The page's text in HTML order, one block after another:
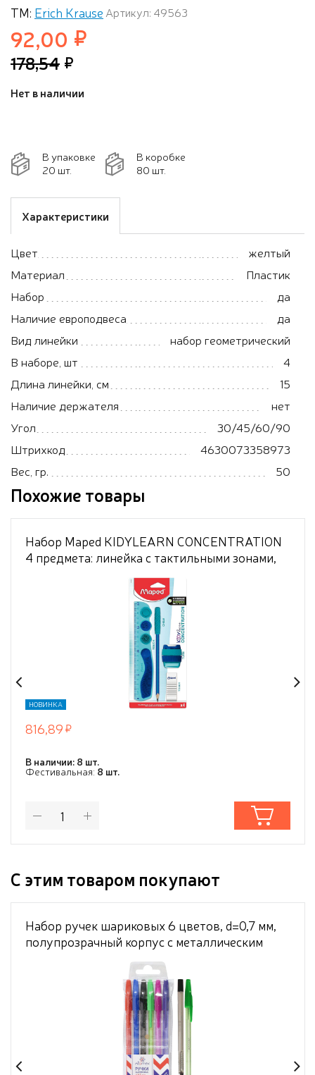
ТМ: Erich Krause Артикул: 49563
92,00
178,54
Нет в наличии
В упаковке
20 шт.
В коробке
80 шт.
Характеристики
Цвет
желтый
Материал
Пластик
Набор
да
Наличие европодвеса
да
Вид линейки
набор геометрический
В наборе, шт
4
Длина линейки, см
15
Наличие держателя
нет
Угол
30/45/60/90
Штрихкод
4630073358973
Вес, гр.
50
Похожие товары
Набор Maped KIDYLEARN CONCENTRATION
4 предмета: линейка с тактильными зонами,
карандаш с жевательной насадкой
антистресс, точилка с текстурированной
поверхностью, ластик, в упаковке с подвесом
НОВИНКА
816,89
В наличии: 8 шт.
Фестивальная: 8 шт.
С этим товаром покупают
Набор ручек шариковых 6 цветов, d=0,7 мм,
полупрозрачный корпус c металлическим
наконечником, сменный стержень, в
пластиковом блистере